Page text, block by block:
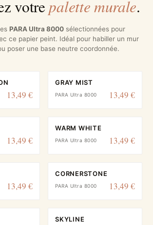
votrepalette murale.
PARA Ultra 8000 sélectionnées pour
ce papier peint. Idéal pour habiller un mur
poser une base neutre coordonnée.
13,49 €
GRAY MIST
PARA Ultra 8000 13,49 €
13,49 €
WARM WHITE
PARA Ultra 8000 13,49 €
13,49 €
CORNERSTONE
PARA Ultra 8000 13,49 €
SKYLINE